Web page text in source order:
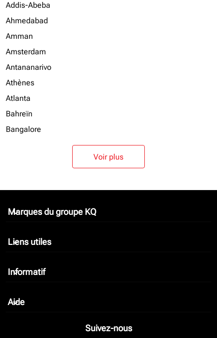
Addis-Abeba
Ahmedabad
Amman
Amsterdam
Antananarivo
Athènes
Atlanta
Bahreïn
Bangalore
Voir plus
Marques du groupe KQ
keyboard_arrow_down
Liens utiles
keyboard_arrow_down
Informatif
keyboard_arrow_down
Aide
keyboard_arrow_down
Suivez-nous